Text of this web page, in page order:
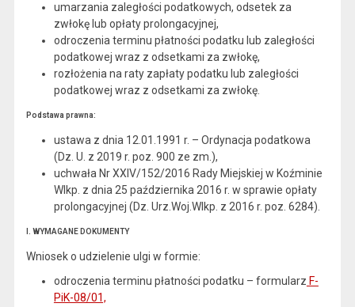
umarzania zaległości podatkowych, odsetek za
zwłokę lub opłaty prolongacyjnej,
odroczenia terminu płatności podatku lub zaległości
podatkowej wraz z odsetkami za zwłokę,
rozłożenia na raty zapłaty podatku lub zaległości
podatkowej wraz z odsetkami za zwłokę.
Podstawa prawna:
ustawa z dnia 12.01.1991 r. – Ordynacja podatkowa
(Dz. U. z 2019 r. poz. 900 ze zm.),
uchwała Nr XXIV/152/2016 Rady Miejskiej w Koźminie
Wlkp. z dnia 25 października 2016 r. w sprawie opłaty
prolongacyjnej (Dz. Urz.Woj.Wlkp. z 2016 r. poz. 6284).
I. WYMAGANE DOKUMENTY
Wniosek o udzielenie ulgi w formie:
odroczenia terminu płatności podatku – formularz F-
PiK-08/01,